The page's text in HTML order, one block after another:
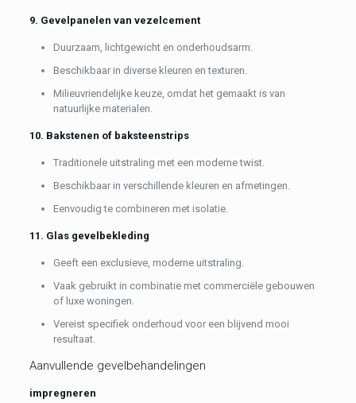
9. Gevelpanelen van vezelcement
Duurzaam, lichtgewicht en onderhoudsarm.
Beschikbaar in diverse kleuren en texturen.
Milieuvriendelijke keuze, omdat het gemaakt is van
natuurlijke materialen.
10. Bakstenen of baksteenstrips
Traditionele uitstraling met een moderne twist.
Beschikbaar in verschillende kleuren en afmetingen.
Eenvoudig te combineren met isolatie.
11. Glas gevelbekleding
Geeft een exclusieve, moderne uitstraling.
Vaak gebruikt in combinatie met commerciële gebouwen
of luxe woningen.
Vereist specifiek onderhoud voor een blijvend mooi
resultaat.
Aanvullende gevelbehandelingen
impregneren